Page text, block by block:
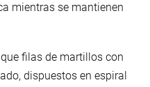
mientras se mantienen
filas de martillos con
dispuestos en espiral